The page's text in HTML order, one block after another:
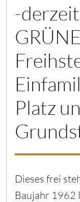
-
Platz
Dieses frei
Baujahr 1962